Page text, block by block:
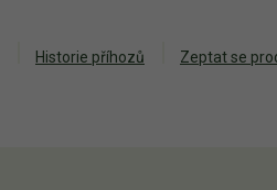
Historie příhozů Zeptat se